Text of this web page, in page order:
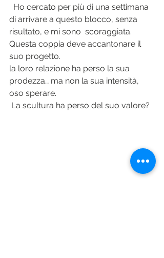
di arrivare a questo blocco, senza
risultato, e mi sono  scoraggiata.
Questa coppia deve accantonare il
suo progetto.
la loro relazione ha perso la sua
prodezza… ma non la sua intensità,
oso sperare.
La scultura ha perso del suo valore?